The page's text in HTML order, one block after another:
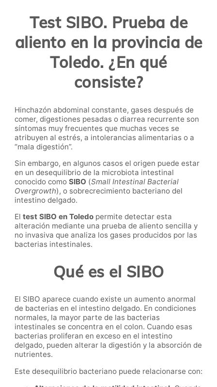
Test SIBO. Prueba de
aliento en la provincia de
Toledo. ¿En qué
consiste?
Hinchazón abdominal constante, gases después de
comer, digestiones pesadas o diarrea recurrente son
síntomas muy frecuentes que muchas veces se
atribuyen al estrés, a intolerancias alimentarias o a
“mala digestión”.
Sin embargo, en algunos casos el origen puede estar
en un desequilibrio de la microbiota intestinal
conocido como SIBO (Small Intestinal Bacterial
Overgrowth), o sobrecrecimiento bacteriano del
intestino delgado.
El test SIBO en Toledo permite detectar esta
alteración mediante una prueba de aliento sencilla y
no invasiva que analiza los gases producidos por las
bacterias intestinales.
Qué es el SIBO
El SIBO aparece cuando existe un aumento anormal
de bacterias en el intestino delgado. En condiciones
normales, la mayor parte de las bacterias
intestinales se concentra en el colon. Cuando esas
bacterias proliferan en exceso en el intestino
delgado, pueden alterar la digestión y la absorción de
nutrientes.
Este desequilibrio bacteriano puede relacionarse con: